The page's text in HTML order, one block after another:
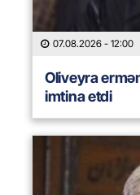
07.08.2026 - 12:00
Oliveyra
imtina etdi